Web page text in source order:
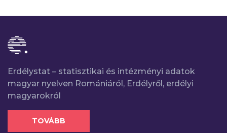
Erdélystat – statisztikai és intézményi adatok
magyar nyelven Romániáról, Erdélyről, erdélyi
magyarokról
TOVÁBB